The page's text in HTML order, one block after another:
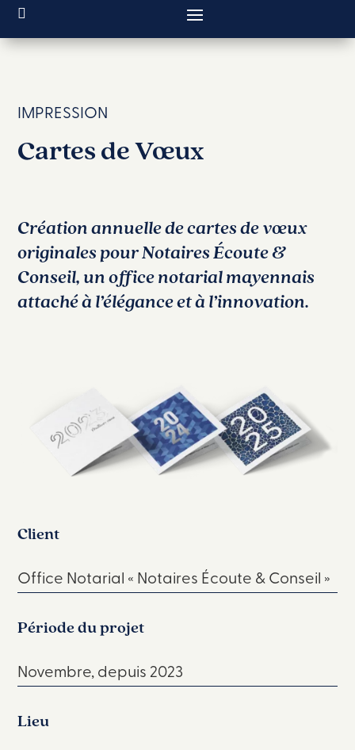
IMPRESSION
Cartes de Vœux
Création annuelle de cartes de vœux
originales pour Notaires Écoute &
Conseil, un office notarial mayennais
attaché à l’élégance et à l’innovation.
Client
Office Notarial « Notaires Écoute & Conseil »
Période du projet
Novembre, depuis 2023
Lieu